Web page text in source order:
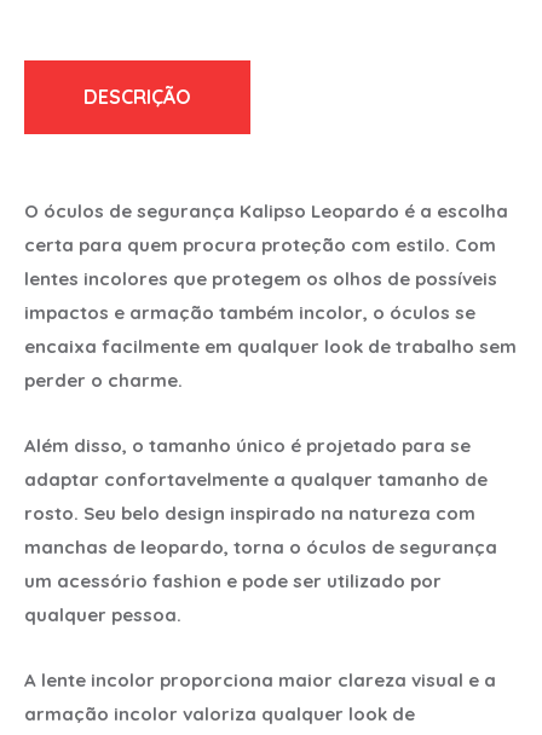
DESCRIÇÃO
O óculos de segurança Kalipso Leopardo é a escolha
certa para quem procura proteção com estilo. Com
lentes incolores que protegem os olhos de possíveis
impactos e armação também incolor, o óculos se
encaixa facilmente em qualquer look de trabalho sem
perder o charme.
Além disso, o tamanho único é projetado para se
adaptar confortavelmente a qualquer tamanho de
rosto. Seu belo design inspirado na natureza com
manchas de leopardo, torna o óculos de segurança
um acessório fashion e pode ser utilizado por
qualquer pessoa.
A lente incolor proporciona maior clareza visual e a
armação incolor valoriza qualquer look de